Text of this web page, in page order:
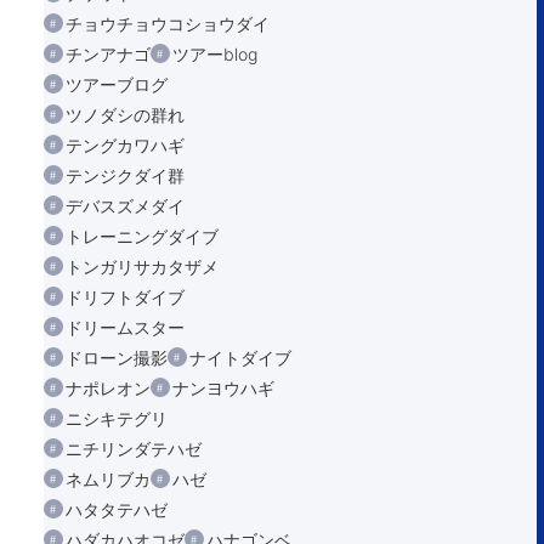
チョウチョウコショウダイ
チンアナゴ
ツアーblog
ツアーブログ
ツノダシの群れ
テングカワハギ
テンジクダイ群
デバスズメダイ
トレーニングダイブ
トンガリサカタザメ
ドリフトダイブ
ドリームスター
ドローン撮影
ナイトダイブ
ナポレオン
ナンヨウハギ
ニシキテグリ
ニチリンダテハゼ
ネムリブカ
ハゼ
ハタタテハゼ
ハダカハオコゼ
ハナゴンベ